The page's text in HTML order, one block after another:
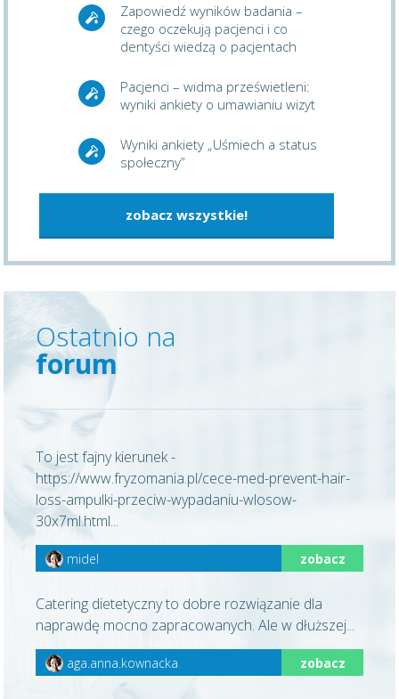
Zapowiedź wyników badania –
czego oczekują pacjenci i co
dentyści wiedzą o pacjentach
Pacjenci – widma prześwietleni:
wyniki ankiety o umawianiu wizyt
Wyniki ankiety „Uśmiech a status
społeczny”
zobacz wszystkie!
Ostatnio na
forum
To jest fajny kierunek -
https://www.fryzomania.pl/cece-med-prevent-hair-
loss-ampulki-przeciw-wypadaniu-wlosow-
30x7ml.html...
midel zobacz
Catering dietetyczny to dobre rozwiązanie dla
naprawdę mocno zapracowanych. Ale w dłuższej...
aga.anna.kownacka zobacz